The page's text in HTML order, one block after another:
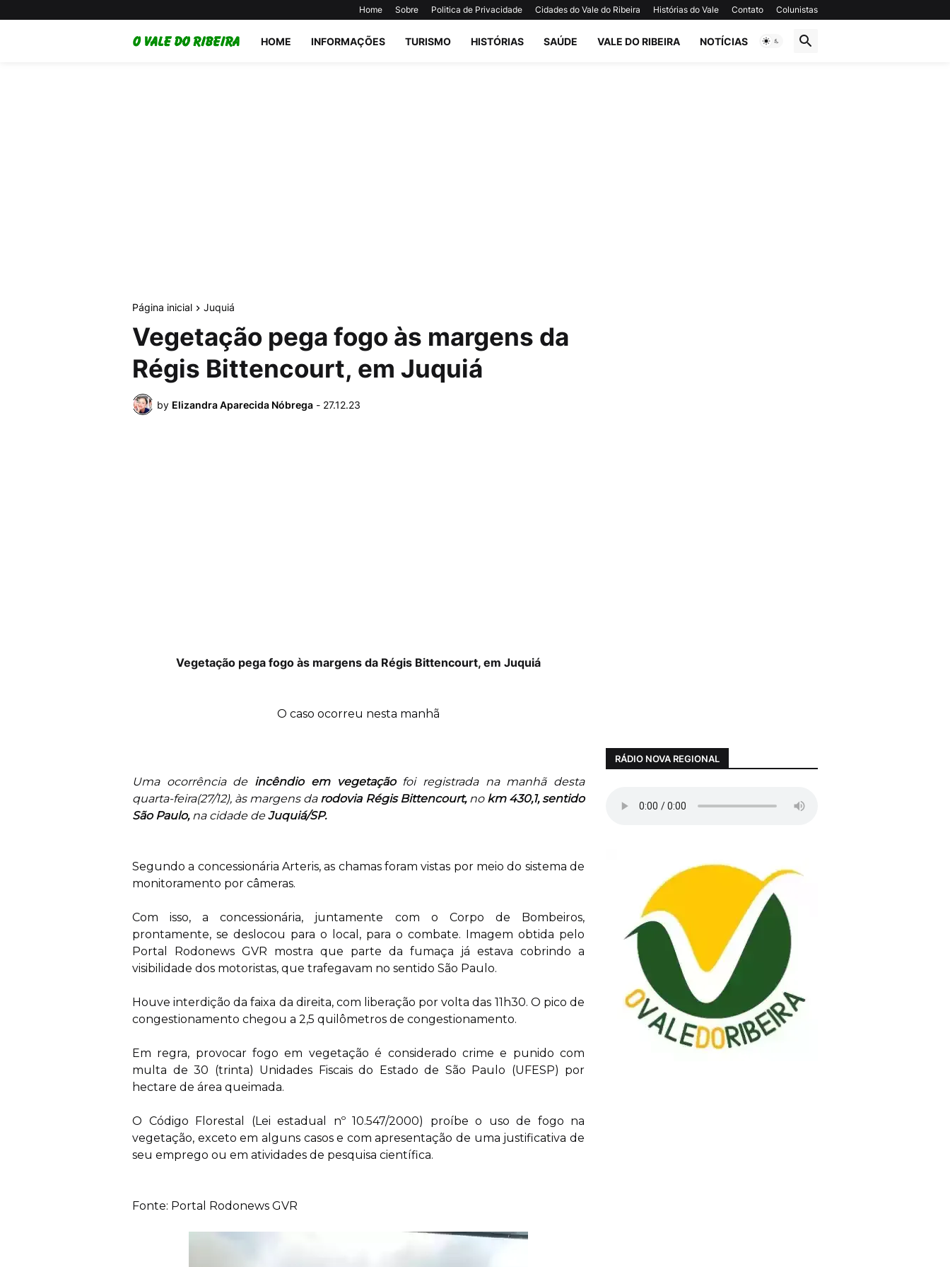
Home Sobre Politica de Privacidade Cidades do Vale do Ribeira Histórias do Vale Contato Colunistas
HOME INFORMAÇÕES TURISMO HISTÓRIAS SAÚDE VALE DO RIBEIRA NOTÍCIAS
Página inicial Juquiá
Vegetação pega fogo às margens da
Régis Bittencourt, em Juquiá
by Elizandra Aparecida Nóbrega - 27.12.23
Vegetação pega fogo às margens da Régis Bittencourt, em Juquiá
O caso ocorreu nesta manhã
Uma ocorrência de incêndio em vegetação foi registrada na manhã desta
quarta-feira(27/12), às margens da rodovia Régis Bittencourt, no km 430,1, sentido
São Paulo, na cidade deJuquiá/SP.
Segundo a concessionária Arteris, as chamas foram vistas por meio do sistema de
monitoramento por câmeras.
Com isso, a concessionária, juntamente com o Corpo de Bombeiros,
prontamente, se deslocou para o local, para o combate. Imagem obtida pelo
Portal Rodonews GVR mostra que parte da fumaça já estava cobrindo a
visibilidade dos motoristas, que trafegavam no sentido São Paulo.
Houve interdição da faixa da direita, com liberação por volta das 11h30. O pico de
congestionamento chegou a 2,5 quilômetros de congestionamento.
Em regra, provocar fogo em vegetação é considerado crime e punido com
multa de 30 (trinta) Unidades Fiscais do Estado de São Paulo (UFESP) por
hectare de área queimada.
O Código Florestal (Lei estadual nº 10.547/2000) proíbe o uso de fogo na
vegetação, exceto em alguns casos e com apresentação de uma justificativa de
seu emprego ou em atividades de pesquisa científica.
Fonte: Portal Rodonews GVR
RÁDIO NOVA REGIONAL